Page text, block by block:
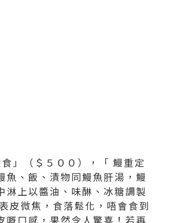
」（＄５００），「 鰻重定
魚、飯、漬物同鰻魚肝湯，鰻
淋上以醬油、味醂、冰糖調製
皮微焦，食落鬆化，唔會食到
嘅口感，果然令人驚喜！若再